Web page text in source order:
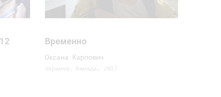
Временно
Оксана Карпович
Украина, Канада, 2017